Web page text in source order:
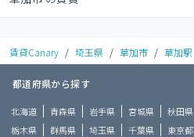
賃貸Canary / 埼玉県 / 草加市 / 草加駅
都道府県から探す
北海道 青森県 岩手県 宮城県 秋田県
栃木県
群馬県 埼玉県 千葉県 東京都